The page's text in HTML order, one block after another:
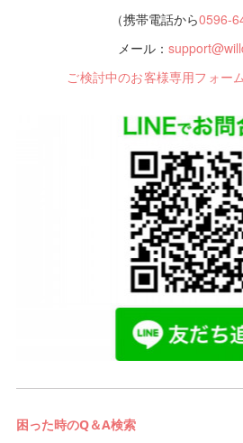
（携帯電話から0596-
メール：
ご検討中のお客様専用フォーム